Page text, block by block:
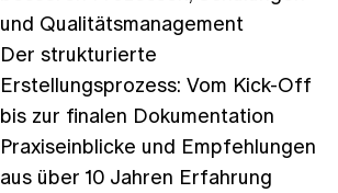
und Qualitätsmanagement
Der strukturierte
Erstellungsprozess: Vom Kick-Off
bis zur finalen Dokumentation
Praxiseinblicke und Empfehlungen
aus über 10 Jahren Erfahrung